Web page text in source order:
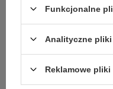
Funkcjonalne
Analityczne
Reklamowe